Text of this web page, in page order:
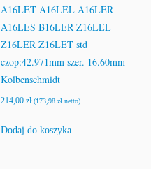
A16LET A16LEL A16LER
A16LES B16LER Z16LEL
Z16LER Z16LET std
czop:42.971mm szer. 16.60mm
Kolbenschmidt
214,00 zł (173,98 złnetto)
Dodaj do koszyka